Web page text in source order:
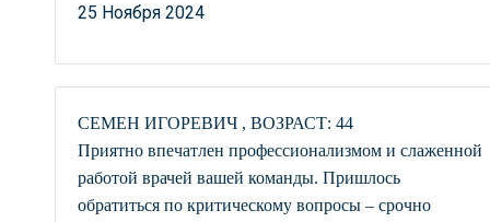
25 Ноября 2024
СЕМЕН ИГОРЕВИЧ , ВОЗРАСТ: 44
Приятно впечатлен профессионализмом и слаженной
работой врачей вашей команды. Пришлось
обратиться по критическому вопросы – срочно